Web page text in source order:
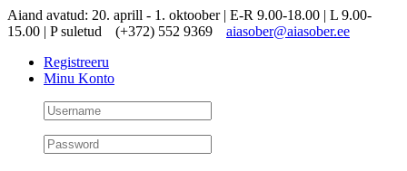
Skip
to
Aiand avatud: 20. aprill - 1. oktoober | E-R 9.00-18.00 | L 9.00-
15.00 | P suletud
(+372) 552 9369
aiasober@aiasober.ee
Registreeru
Minu Konto